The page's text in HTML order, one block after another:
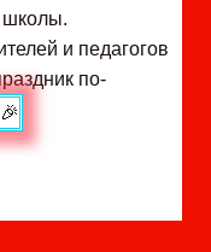
школы.
и педагогов
по-